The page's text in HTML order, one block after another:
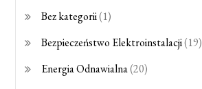
Bez kategorii(1)
Bezpieczeństwo Elektroinstalacji(19)
Energia Odnawialna(20)